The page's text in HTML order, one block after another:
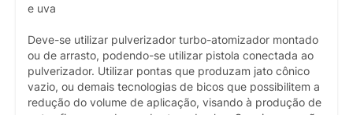
e uva
Deve-se utilizar pulverizador turbo-atomizador montado
ou de arrasto, podendo-se utilizar pistola conectada ao
pulverizador. Utilizar pontas que produzam jato cônico
vazio, ou demais tecnologias de bicos que possibilitem a
redução do volume de aplicação, visando à produção de